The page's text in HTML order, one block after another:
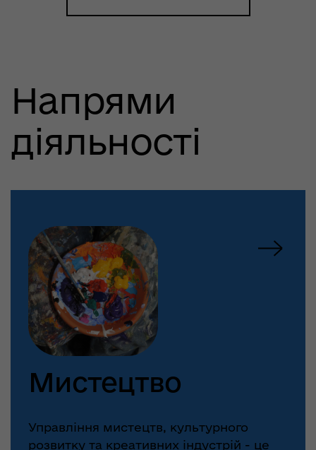
Напрями
діяльності
Мистецтво
Управління мистецтв, культурного
розвитку та креативних індустрій - це